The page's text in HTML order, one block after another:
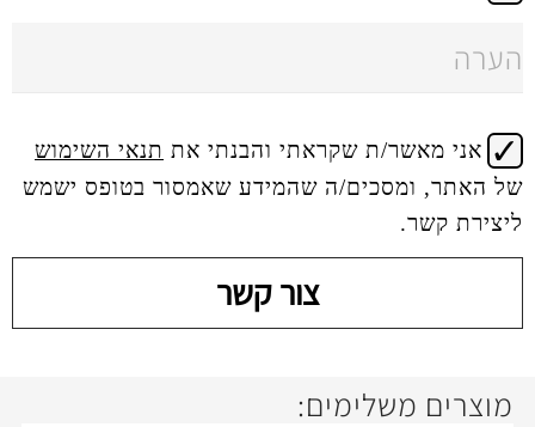
שקראתי והבנתי אתתנאי השימוש
ה שהמידע שאמסור בטופס ישמש